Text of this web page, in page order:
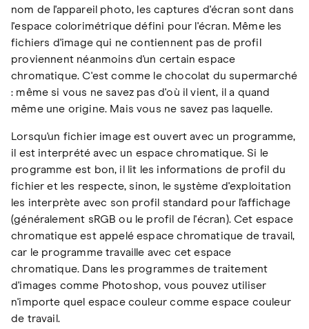
nom de l'appareil photo, les captures d'écran sont dans
l'espace colorimétrique défini pour l'écran. Même les
fichiers d'image qui ne contiennent pas de profil
proviennent néanmoins d'un certain espace
chromatique. C'est comme le chocolat du supermarché
: même si vous ne savez pas d'où il vient, il a quand
même une origine. Mais vous ne savez pas laquelle.
Lorsqu'un fichier image est ouvert avec un programme,
il est interprété avec un espace chromatique. Si le
programme est bon, il lit les informations de profil du
fichier et les respecte, sinon, le système d'exploitation
les interprète avec son profil standard pour l'affichage
(généralement sRGB ou le profil de l'écran). Cet espace
chromatique est appelé espace chromatique de travail,
car le programme travaille avec cet espace
chromatique. Dans les programmes de traitement
d'images comme Photoshop, vous pouvez utiliser
n'importe quel espace couleur comme espace couleur
de travail.